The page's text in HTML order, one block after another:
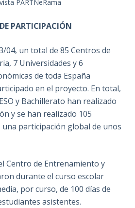
PARTNeRama
PARTICIPACIÓN
04, un total de 85 Centros de
7 Universidades y 6
de toda España
en el proyecto. En total,
y Bachillerato han realizado
y se han realizado 105
participación global de unos
Centro de Entrenamiento y
durante el curso escolar
por curso, de 100 días de
asistentes.